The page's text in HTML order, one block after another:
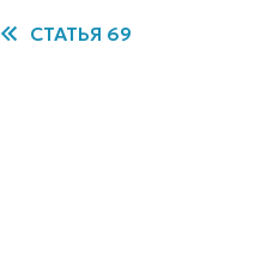
СТАТЬЯ 69